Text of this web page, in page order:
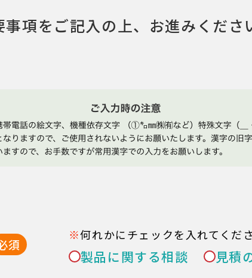
事項をご記入の上、お進みくださ
須
何れかにチェックを入れてくださ
製品に関する相談
見積